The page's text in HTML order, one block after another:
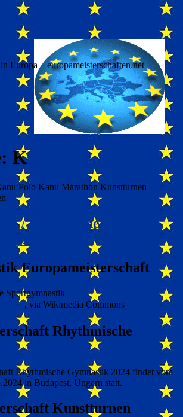
Online
Europa – europameisterschaften.net
K
Polo Kanu Marathon Kunstturnen
/ Kunstturnen /
Gymnastik
Europameisterschaft
2.0, via Wikimedia Commons
Rhythmische
Rhythmische Gymnastik 2024 findet vom
in Budapest, Ungarn statt.
Kunstturnen